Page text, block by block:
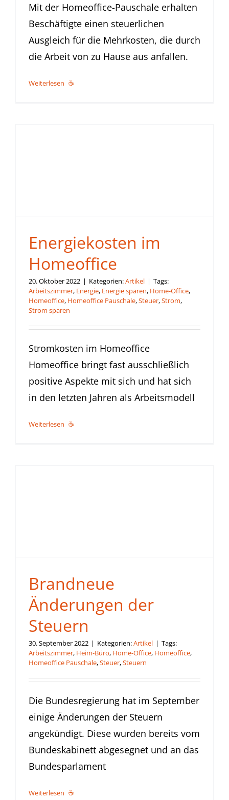
Mit der Homeoffice-Pauschale erhalten
Beschäftigte einen steuerlichen
Ausgleich für die Mehrkosten, die durch
die Arbeit von zu Hause aus anfallen.
Weiterlesen
Energiekosten im
Homeoffice
20. Oktober 2022 | Kategorien:Artikel | Tags:
Arbeitszimmer, Energie, Energie sparen, Home-Office,
Homeoffice, Homeoffice Pauschale,Steuer,Strom,
Strom sparen
Stromkosten im Homeoffice
Homeoffice bringt fast ausschließlich
positive Aspekte mit sich und hat sich
in den letzten Jahren als Arbeitsmodell
Weiterlesen
Brandneue
Änderungen der
Steuern
30. September 2022 | Kategorien:Artikel | Tags:
Arbeitszimmer, Heim-Büro, Home-Office, Homeoffice,
Homeoffice Pauschale,Steuer,Steuern
Die Bundesregierung hat im September
einige Änderungen der Steuern
angekündigt. Diese wurden bereits vom
Bundeskabinett abgesegnet und an das
Bundesparlament
Weiterlesen